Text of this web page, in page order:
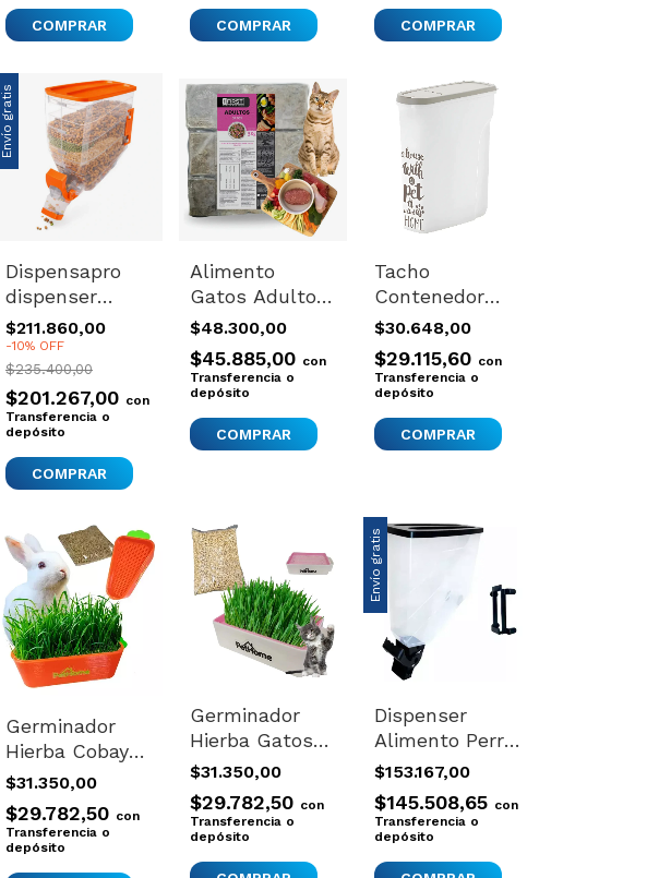
Envío gratis
Dispensapro
dispenser
Alimento Perro
Gato Amurable
Hermético Lujo
40 Lts Lisa
Naranja
$211.860,00
-10% OFF
$235.400,00
$201.267,00 con
Transferencia o
depósito
COMPRAR
Alimento
Gatos Adultos
Natural Firts
3kg
$48.300,00
$45.885,00 con
Transferencia o
depósito
Tacho
Contenedor
Alimento
Gatos Moderna
Trendy Story
Xsmall Blanco
$30.648,00
$29.115,60 con
Transferencia o
depósito
Germinador
Hierba Cobayos
Conejo Gatos
Grama
Semillas 115gr
$31.350,00
$29.782,50 con
Transferencia o
depósito
Germinador
Hierba Gatos
Cobayos
Conejos
Semillas 3kg
$31.350,00
$29.782,50 con
Transferencia o
depósito
Envío gratis
Dispenser
Alimento Perro
Gato Amurable
Hermético
Lindo 35lt Slim
One 35lts
Negro
$153.167,00
$145.508,65 con
Transferencia o
depósito